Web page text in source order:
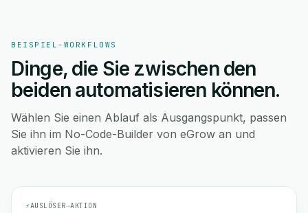
BEISPIEL-WORKFLOWS
Dinge, die Sie zwischen den
beiden automatisieren können.
Wählen Sie einen Ablauf als Ausgangspunkt, passen
Sie ihn im No-Code-Builder von eGrow an und
aktivieren Sie ihn.
⚡AUSLÖSER→AKTION